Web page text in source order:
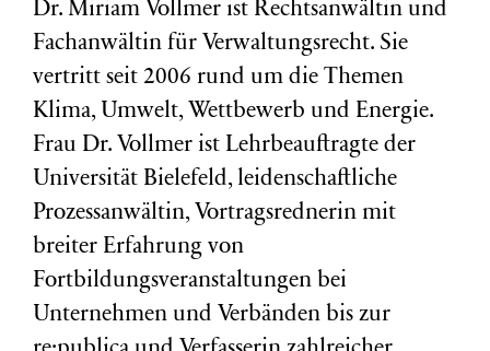
Dr. Miriam Vollmer ist Rechtsanwältin und
Fachanwältin für Verwaltungsrecht. Sie
vertritt seit 2006 rund um die Themen
Klima, Umwelt, Wettbewerb und Energie.
Frau Dr. Vollmer ist Lehrbeauftragte der
Universität Bielefeld, leidenschaftliche
Prozessanwältin, Vortragsrednerin mit
breiter Erfahrung von
Fortbildungsveranstaltungen bei
Unternehmen und Verbänden bis zur